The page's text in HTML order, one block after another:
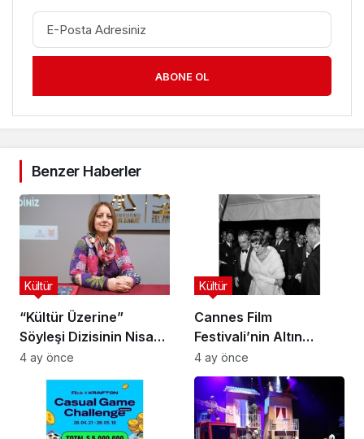
ABONE OL
Benzer Haberler
“Kültür Üzerine”
Söyleşi Dizisinin Nisan
Ayı Konuğu Doç. Dr.
Gökçe Dervişoğlu
Okandan Oldu!
Kültür
4 ay önce
Cannes Film
Festivali’nin Altın
Çağını Mercek Altına
Alıyor
Kültür
4 ay önce